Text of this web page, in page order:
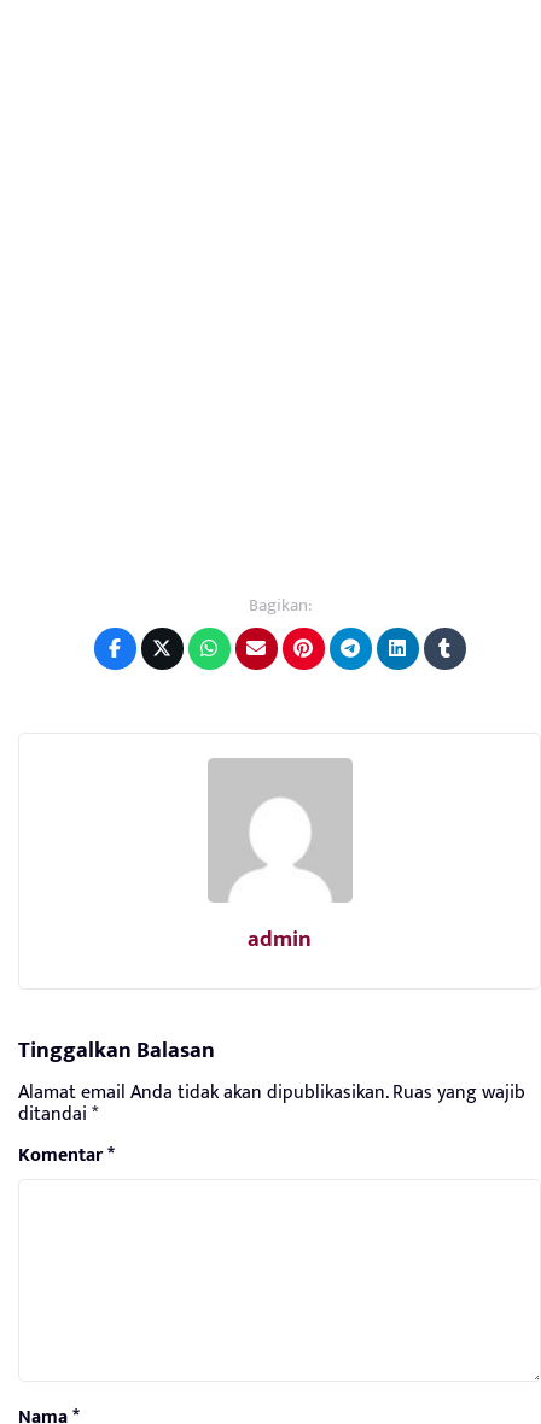
Bagikan:
admin
Tinggalkan Balasan
Alamat email Anda tidak akan dipublikasikan.Ruas yang wajib
ditandai*
Komentar*